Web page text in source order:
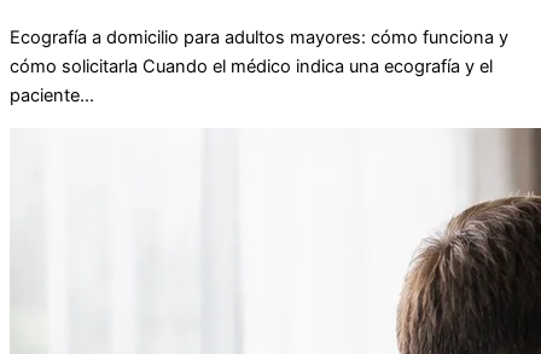
Ecografía a domicilio para adultos mayores: cómo funciona y
cómo solicitarla Cuando el médico indica una ecografía y el
paciente...